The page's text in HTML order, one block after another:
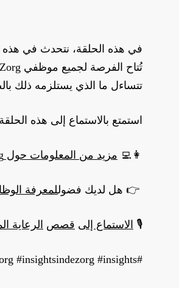
في هذه الحلقة، نتحدث في هذه
تتساءل ما الذي يستلزمه ذلك
استمتع بالاستماع إلى هذه
👩‍💻 مزيد من المعلومات حول KinderThuisZorg
👉 هل لديك فضوللمعرفة
🎙 الاستماع إلى قصص الرعاية
#kinderthuiszorg #kinderverpleegkundige #verpleegkundige #kindzorg #wijkverpleging #werkenindezorg #insightsindezorg #insights